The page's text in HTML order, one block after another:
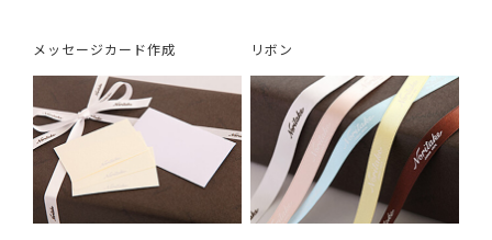
メッセージカード作成 リボン